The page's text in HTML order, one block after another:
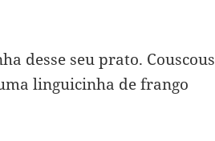
desse seu prato. Couscous
linguicinha de frango